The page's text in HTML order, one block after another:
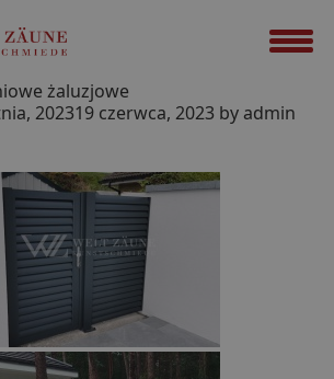
żaluzjowe
202319 czerwca, 2023 by admin